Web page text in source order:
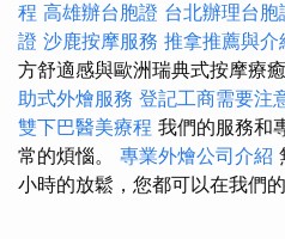
程 高雄辦台胞證 台北辦理台胞
證 沙鹿按摩服務 推拿推薦與介
方舒適感與歐洲瑞典式按摩療
助式外燴服務 登記工商需要注
雙下巴醫美療程 我們的服務和
常的煩惱。 專業外燴公司介紹
小時的放鬆，您都可以在我們